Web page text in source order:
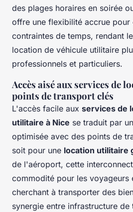
des plages horaires en soirée
offre une flexibilité accrue pour
contraintes de temps, rendant
location de véhicule utilitaire
professionnels et particuliers.
Accès aisé aux services de
points de transport clés
L'accès facile aux services de
utilitaire à Nice se traduit par
optimisée avec des points de
soit pour une location utilitaire
de l'aéroport, cette
commodité pour les voyageurs
cherchant à transporter des
synergie entre infrastructure